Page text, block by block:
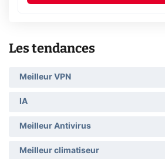
Les tendances
Meilleur VPN
IA
Meilleur Antivirus
Meilleur climatiseur